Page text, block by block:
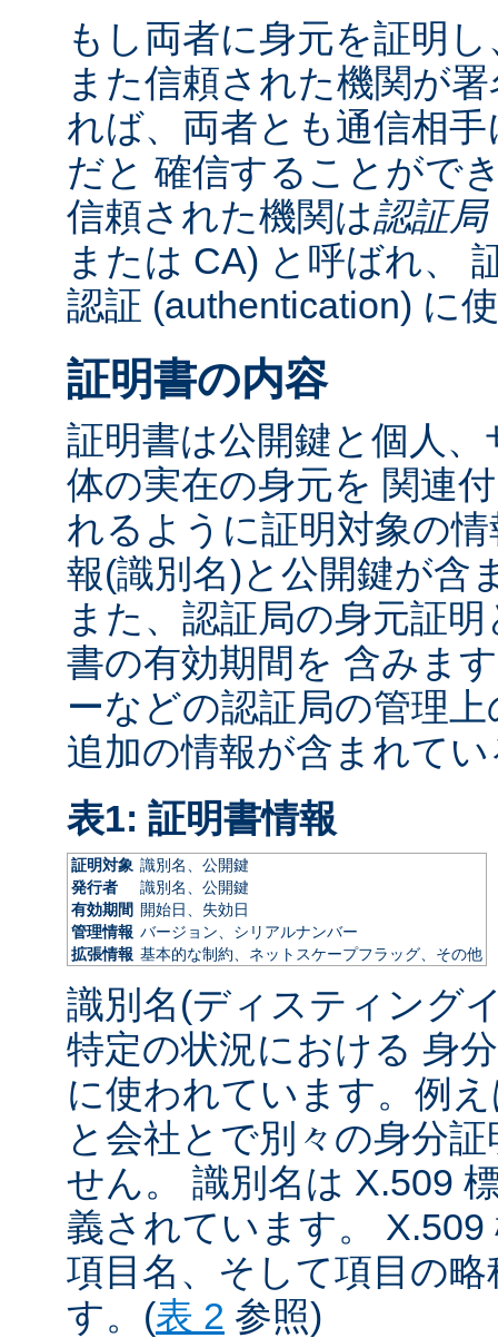
もし両者に身元を証明
また信頼された機関が
れば、両者とも通信相
だと 確信することがで
信頼された機関は認証局
または CA) と呼ばれ、
認証 (authentication) に
証明書の内容
証明書は公開鍵と個人
体の実在の身元を 関連
れるように証明対象の
報(識別名)と公開鍵が含
また、認証局の身元証
書の有効期間を 含みま
ーなどの認証局の管理
追加の情報が含まれて
表1: 証明書情報
証明対象 識別名、公開鍵
発行者
識別名、公開鍵
有効期間 開始日、失効日
管理情報 バージョン、シリアルナンバー
拡張情報 基本的な制約、ネットスケープフラッグ、その他
識別名(ディスティング
特定の状況における 身
に使われています。例
と会社とで別々の身分
せん。 識別名は X.509
義されています。
項目名、そして項目の
す。(表 2 参照)